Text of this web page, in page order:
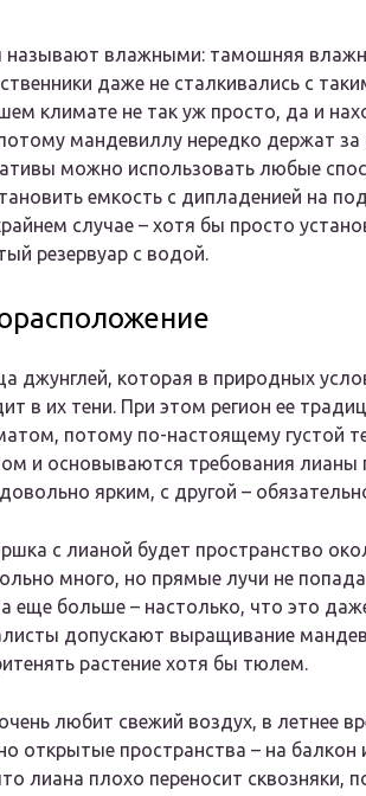
называют влажными: тамошняя
даже не сталкивались с
климате не так уж просто, да и
мандевиллу нередко держат за
можно использовать любые
емкость с дипладенией на
случае – хотя бы просто
резервуар с водой.
джунглей, которая в природных
в их тени. При этом регион ее
потому по-настоящему густой
и основываются требования
ярким, с другой –
с лианой будет пространство
много, но прямые лучи не
еще больше – настолько, что это
допускают выращивание
растение хотя бы тюлем.
любит свежий воздух, в летнее
открытые пространства – на
лиана плохо переносит сквозняки,